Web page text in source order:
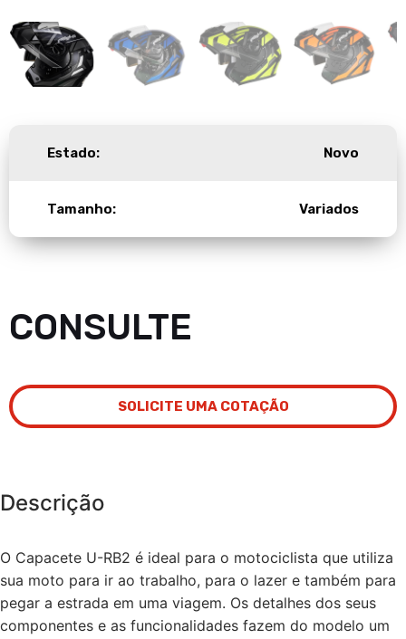
Estado: Novo
Tamanho: Variados
CONSULTE
SOLICITE UMA COTAÇÃO
Descrição
O Capacete U-RB2 é ideal para o motociclista que utiliza
sua moto para ir ao trabalho, para o lazer e também para
pegar a estrada em uma viagem. Os detalhes dos seus
componentes e as funcionalidades fazem do modelo um